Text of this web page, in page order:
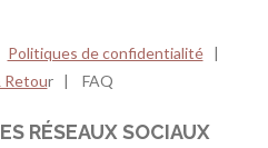
Politiques de confidentialité|
Retour | FAQ
RÉSEAUX SOCIAUX